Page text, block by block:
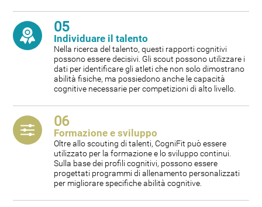
05
Individuare il talento
Nella ricerca del talento, questi rapporti cognitivi
possono essere decisivi. Gli scout possono utilizzare i
dati per identificare gli atleti che non solo dimostrano
abilità fisiche, ma possiedono anche le capacità
cognitive necessarie per competizioni di alto livello.
06
Formazione e sviluppo
Oltre allo scouting di talenti, CogniFit può essere
utilizzato per la formazione e lo sviluppo continui.
Sulla base dei profili cognitivi, possono essere
progettati programmi di allenamento personalizzati
per migliorare specifiche abilità cognitive.